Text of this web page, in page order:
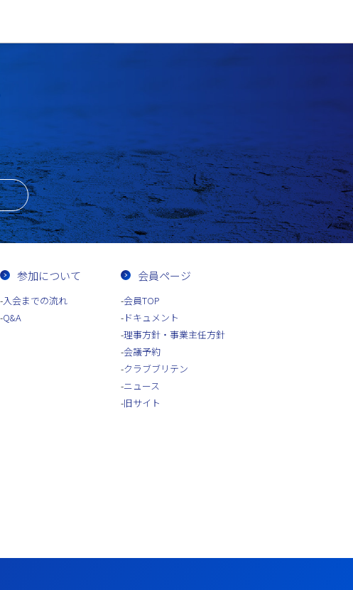
参加について
入会までの流れ
Q&A
会員ページ
会員TOP
ドキュメント
理事方針・事業主任方針
会議予約
クラブブリテン
ニュース
旧サイト